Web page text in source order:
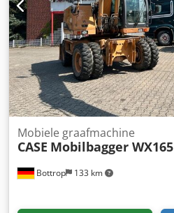
Bottrop 133 km
Mobiele graafmachine
CASE Mobilbagger WX165